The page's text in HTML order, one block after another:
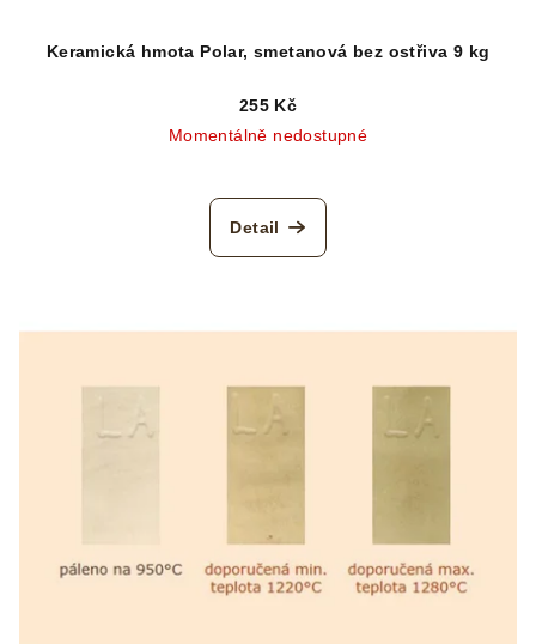
Keramická hmota Polar, smetanová bez ostřiva 9 kg
255 Kč
Momentálně nedostupné
Detail